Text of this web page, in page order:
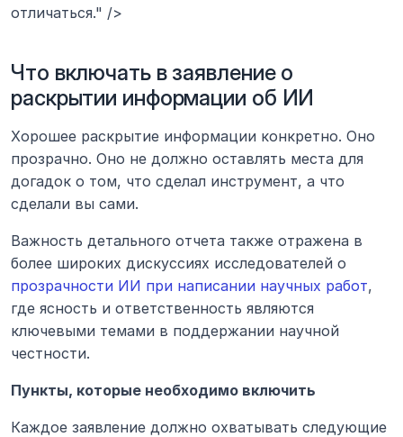
отличаться." />
Что включать в заявление о
раскрытии информации об ИИ
Хорошее раскрытие информации конкретно. Оно
прозрачно. Оно не должно оставлять места для
догадок о том, что сделал инструмент, а что
сделали вы сами.
Важность детального отчета также отражена в
прозрачности ИИ при написании научных работ,
где ясность и ответственность являются
ключевыми темами в поддержании научной
честности.
Пункты, которые необходимо включить
Каждое заявление должно охватывать следующие